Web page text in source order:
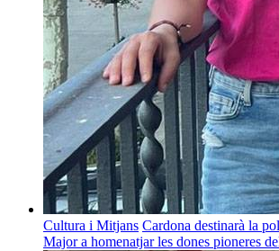
Cultura i Mitjans Cardona destinarà la
Major a homenatjar les dones pioneres